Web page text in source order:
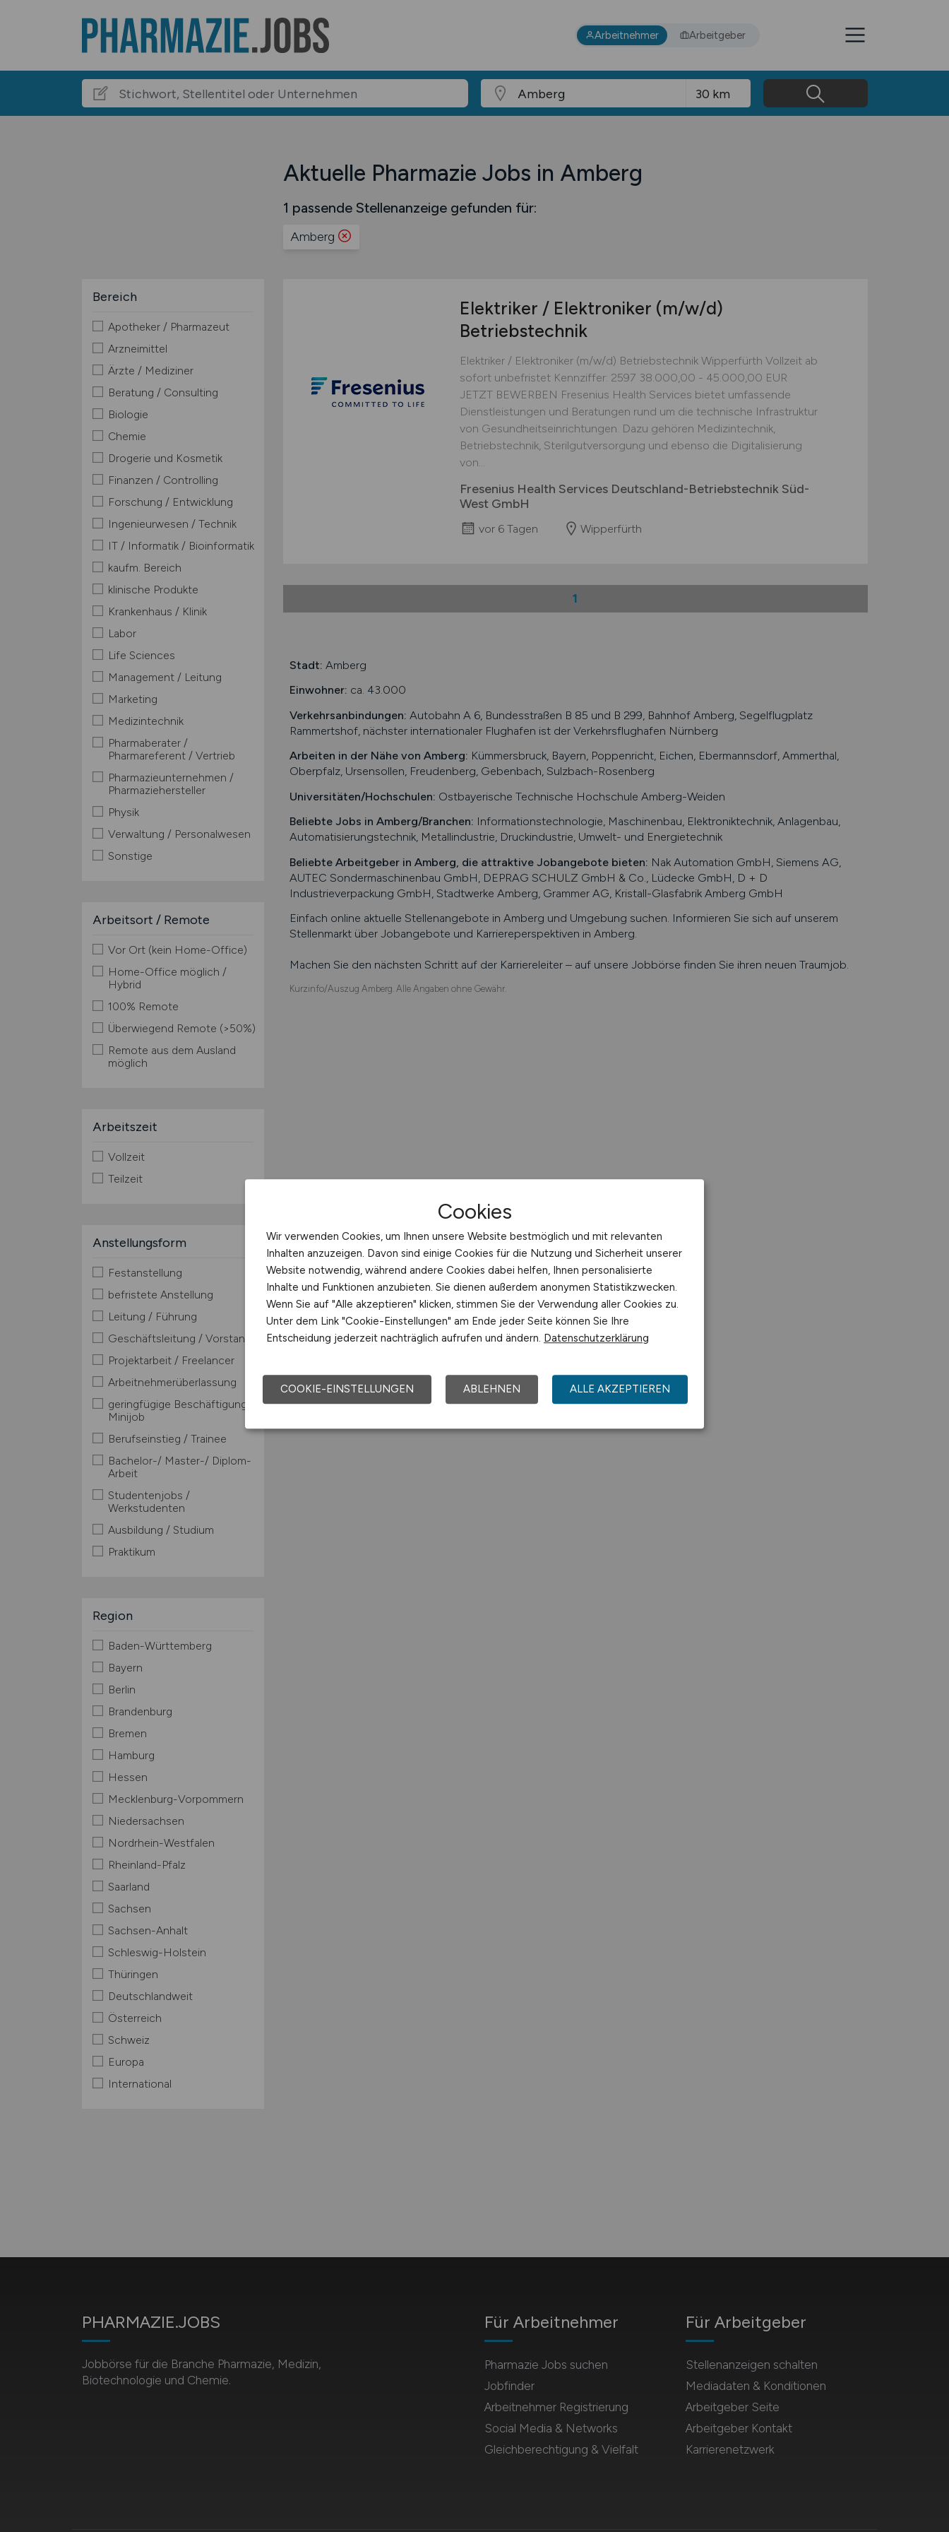
Arbeitnehmer Arbeitgeber
Aktuelle Pharmazie Jobs in Amberg
1 passende Stellenanzeige gefunden für:
Amberg
Bereich
Apotheker / Pharmazeut
Arzneimittel
Ärzte / Mediziner
Beratung / Consulting
Biologie
Chemie
Drogerie und Kosmetik
Finanzen / Controlling
Forschung / Entwicklung
Ingenieurwesen / Technik
IT / Informatik / Bioinformatik
kaufm. Bereich
klinische Produkte
Krankenhaus / Klinik
Labor
Life Sciences
Management / Leitung
Marketing
Medizintechnik
Pharmaberater /
Pharmareferent / Vertrieb
Pharmazieunternehmen /
Pharmaziehersteller
Physik
Verwaltung / Personalwesen
Sonstige
Arbeitsort / Remote
Vor Ort (kein Home-Office)
Home-Office möglich /
Hybrid
100% Remote
Überwiegend Remote (>50%)
Remote aus dem Ausland
möglich
Arbeitszeit
Vollzeit
Teilzeit
Anstellungsform
Festanstellung
befristete Anstellung
Leitung / Führung
Geschäftsleitung / Vorstand
Projektarbeit / Freelancer
Arbeitnehmerüberlassung
geringfügige Beschäftigung /
Minijob
Berufseinstieg / Trainee
Bachelor-/ Master-/ Diplom-
Arbeit
Studentenjobs /
Werkstudenten
Ausbildung / Studium
Praktikum
Region
Baden-Württemberg
Bayern
Berlin
Brandenburg
Bremen
Hamburg
Hessen
Mecklenburg-Vorpommern
Niedersachsen
Nordrhein-Westfalen
Rheinland-Pfalz
Saarland
Sachsen
Sachsen-Anhalt
Schleswig-Holstein
Thüringen
Deutschlandweit
Österreich
Schweiz
Europa
International
Elektriker / Elektroniker (m/w/d)
Betriebstechnik
Elektriker / Elektroniker (m/w/d) Betriebstechnik Wipperfürth Vollzeit ab
sofort unbefristet Kennziffer: 2597 38.000,00 - 45.000,00 EUR
JETZT BEWERBEN Fresenius Health Services bietet umfassende
Dienstleistungen und Beratungen rund um die technische Infrastruktur
von Gesundheitseinrichtungen. Dazu gehören Medizintechnik,
Betriebstechnik, Sterilgutversorgung und ebenso die Digitalisierung
von...
Fresenius Health Services Deutschland-Betriebstechnik Süd-
West GmbH
vor 6 Tagen Wipperfürth
1
Stadt: Amberg
Einwohner: ca. 43.000
Verkehrsanbindungen: Autobahn A 6, Bundesstraßen B 85 und B 299, Bahnhof Amberg, Segelflugplatz
Rammertshof, nächster internationaler Flughafen ist der Verkehrsflughafen Nürnberg
Arbeiten in der Nähe von Amberg: Kümmersbruck, Bayern, Poppenricht, Eichen, Ebermannsdorf, Ammerthal,
Oberpfalz, Ursensollen, Freudenberg, Gebenbach, Sulzbach-Rosenberg
Universitäten/Hochschulen: Ostbayerische Technische Hochschule Amberg-Weiden
Beliebte Jobs in Amberg/Branchen: Informationstechnologie, Maschinenbau, Elektroniktechnik, Anlagenbau,
Automatisierungstechnik, Metallindustrie, Druckindustrie, Umwelt- und Energietechnik
Beliebte Arbeitgeber in Amberg , die attraktive Jobangebote bieten: Nak Automation GmbH, Siemens AG,
AUTEC Sondermaschinenbau GmbH, DEPRAG SCHULZ GmbH & Co., Lüdecke GmbH, D + D
Industrieverpackung GmbH, Stadtwerke Amberg, Grammer AG, Kristall-Glasfabrik Amberg GmbH
Einfach online aktuelle Stellenangebote in Amberg und Umgebung suchen. Informieren Sie sich auf unserem
Stellenmarkt über Jobangebote und Karriereperspektiven in Amberg.
Machen Sie den nächsten Schritt auf der Karriereleiter – auf unsere Jobbörse finden Sie ihren neuen Traumjob.
Kurzinfo/Auszug Amberg. Alle Angaben ohne Gewähr.
PHARMAZIE.JOBS
Jobbörse für die Branche Pharmazie, Medizin,
Biotechnologie und Chemie.
Für Arbeitnehmer
Pharmazie Jobs suchen
Jobfinder
Arbeitnehmer Registrierung
Social Media & Networks
Gleichberechtigung & Vielfalt
Für Arbeitgeber
Stellenanzeigen schalten
Mediadaten & Konditionen
Arbeitgeber Seite
Arbeitgeber Kontakt
Karrierenetzwerk
Cookies
Wir verwenden Cookies, um Ihnen unsere Website bestmöglich und mit relevanten
Inhalten anzuzeigen. Davon sind einige Cookies für die Nutzung und Sicherheit unserer
Website notwendig, während andere Cookies dabei helfen, Ihnen personalisierte
Inhalte und Funktionen anzubieten. Sie dienen außerdem anonymen Statistikzwecken.
Wenn Sie auf "Alle akzeptieren" klicken, stimmen Sie der Verwendung aller Cookies zu.
Unter dem Link "Cookie-Einstellungen" am Ende jeder Seite können Sie Ihre
Entscheidung jederzeit nachträglich aufrufen und ändern. Datenschutzerklärung
COOKIE-EINSTELLUNGEN ABLEHNEN ALLE AKZEPTIEREN